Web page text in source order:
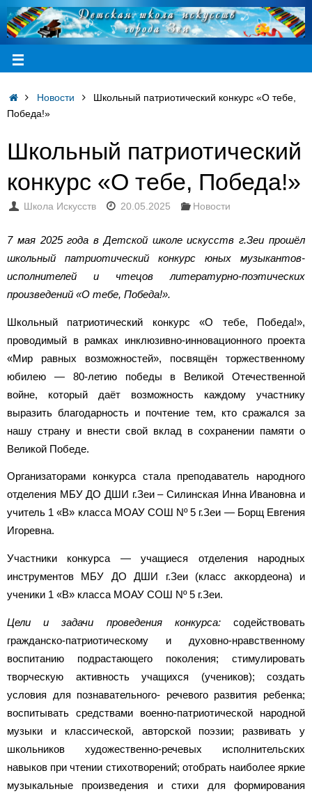
Новости
Школьный патриотический конкурс «О тебе,
Победа!»
Школьный патриотический
конкурс «О тебе, Победа!»
Школа Искусств 20.05.2025 Новости
7 мая 2025 года в Детской школе искусств г.Зеи прошёл
школьный патриотический конкурс юных музыкантов-
исполнителей и чтецов литературно-поэтических
произведений «О тебе, Победа!».
Школьный патриотический конкурс «О тебе, Победа!»,
проводимый в рамках инклюзивно-инновационного проекта
«Мир равных возможностей», посвящён торжественному
юбилею — 80-летию победы в Великой Отечественной
войне, который даёт возможность каждому участнику
выразить благодарность и почтение тем, кто сражался за
нашу страну и внести свой вклад в сохранении памяти о
Великой Победе.
Организаторами конкурса стала преподаватель народного
отделения МБУ ДО ДШИ г.Зеи – Силинская Инна Ивановна и
учитель 1 «В» класса МОАУ СОШ Nº 5 г.Зеи — Борщ Евгения
Игоревна.
Участники конкурса — учащиеся отделения народных
инструментов МБУ ДО ДШИ г.Зеи (класс аккордеона) и
ученики 1 «В» класса МОАУ СОШ Nº 5 г.Зеи.
Цели и задачи проведения конкурса: содействовать
гражданско-патриотическому и духовно-нравственному
воспитанию подрастающего поколения; стимулировать
творческую активность учащихся (учеников); создать
условия для познавательного- речевого развития ребенка;
воспитывать средствами военно-патриотической народной
музыки и классической, авторской поэзии; развивать у
школьников художественно-речевых исполнительских
навыков при чтении стихотворений; отобрать наиболее яркие
музыкальные произведения и стихи для формирования